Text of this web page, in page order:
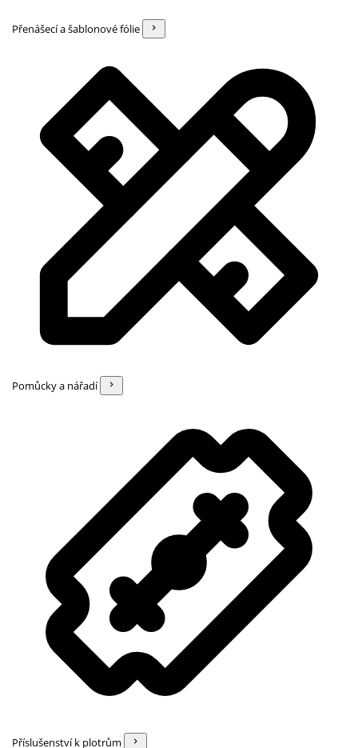
Přenášecí a šablonové fólie
Pomůcky a nářadí
Příslušenství k plotrům